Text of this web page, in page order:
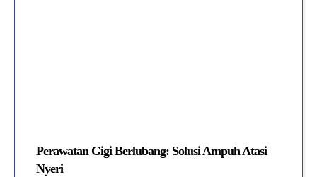
Perawatan Gigi Berlubang: Solusi Ampuh Atasi
Nyeri